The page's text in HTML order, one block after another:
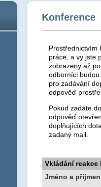
Konference
Prostřednictvím
práce, a vy jste
zobrazeny až
odborníci
pro zadávání
odpověď
Pokud zadáte
odpověď
doplňujících
zadaný mail.
Vkládání reakce
Jméno a